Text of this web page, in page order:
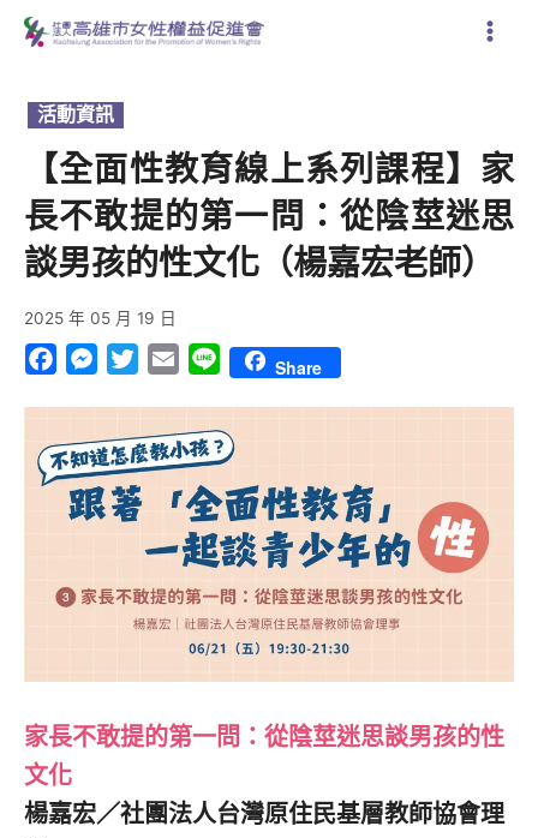
活動資訊
【全面性教育線上系列課程】家
長不敢提的第一問：從陰莖迷思
談男孩的性文化（楊嘉宏老師）
2025 年 05 月 19 日
FacebookMessenger
TwitterEmail Line Share
家長不敢提的第一問：從陰莖迷思談男孩的性
文化
楊嘉宏／社團法人台灣原住民基層教師協會理